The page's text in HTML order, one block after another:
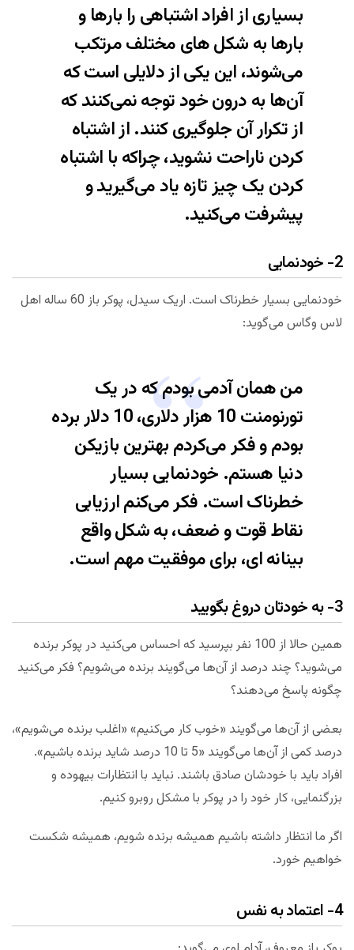
بسیاری از افراد اشتباهی را بارها و
بارها به شکل های مختلف مرتکب
می‌شوند، این یکی از دلایلی است که
آن‌ها به درون خود توجه نمی‌کنند که
از تکرار آن جلوگیری کنند. از اشتباه
کردن ناراحت نشوید، چراکه با اشتباه
کردن یک چیز تازه یاد می‌گیرید و
پیشرفت می‌کنید.
2- خودنمایی
خودنمایی بسیار خطرناک است. اریک سیدل، پوکر باز 60 ساله اهل
لاس وگاس می‌گوید:
من همان آدمی بودم که در یک
تورنومنت 10 هزار دلاری، 10 دلار برده
بودم و فکر می‌کردم بهترین بازیکن
دنیا هستم. خودنمایی بسیار
خطرناک است. فکر می‌کنم ارزیابی
نقاط قوت و ضعف، به شکل واقع
بینانه ای، برای موفقیت مهم است.
3- به خودتان دروغ بگویید
همین حالا از 100 نفر بپرسید که احساس می‌کنید در پوکر برنده
می‌شوید؟ چند درصد از آن‌ها می‌گویند برنده می‌شویم؟ فکر می‌کنید
چگونه پاسخ می‌دهند؟
بعضی از آن‌ها می‌گویند «خوب کار می‌کنیم» «اغلب برنده می‌شویم»،
درصد کمی از آن‌ها می‌گویند «5 تا 10 درصد شاید برنده باشیم».
افراد باید با خودشان صادق باشند. نباید با انتظارات بیهوده و
بزرگنمایی، کار خود را در پوکر با مشکل روبرو کنیم.
اگر ما انتظار داشته باشیم همیشه برنده شویم، همیشه شکست
خواهیم خورد.
4- اعتماد به نفس